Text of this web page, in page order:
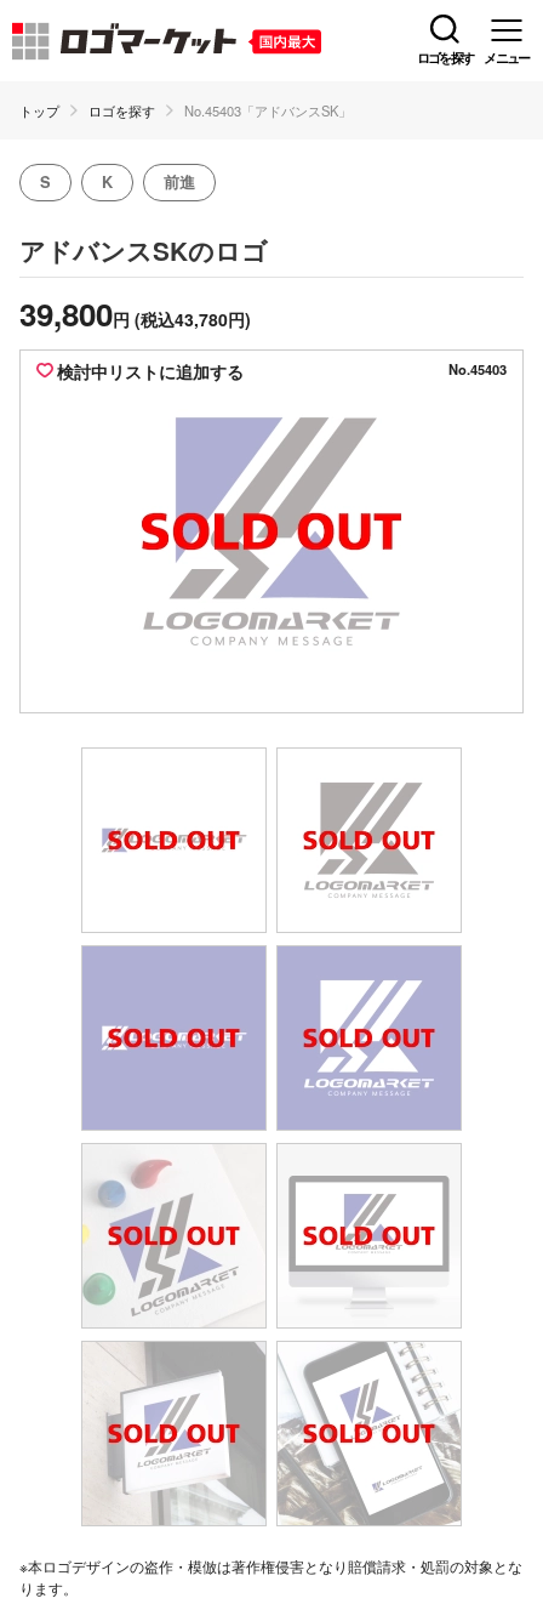
ロゴを探す メニュー
トップ ロゴを探す No.45403「アドバンスSK」
S K 前進
アドバンスSKのロゴ
39,800円 (税込43,780円)
検討中リストに追加する No.45403
※本ロゴデザインの盗作・模倣は著作権侵害となり賠償請求・処罰の対象とな
ります。